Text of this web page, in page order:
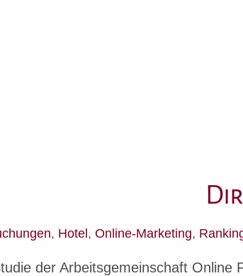
, Hotel , Online-Marketing,
der Arbeitsgemeinschaft